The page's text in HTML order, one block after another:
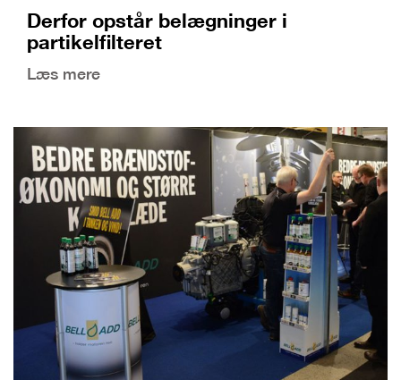
Derfor opstår belægninger i
partikelfilteret
Læs mere